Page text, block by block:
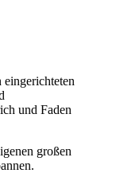
und Faden
großen